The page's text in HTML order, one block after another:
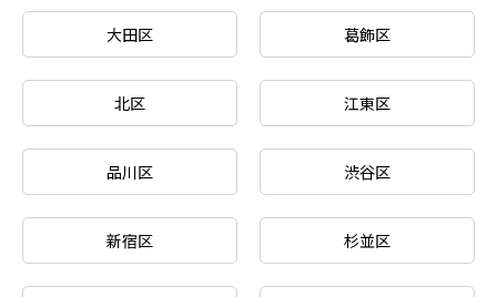
大田区 葛飾区
北区 江東区
品川区 渋谷区
新宿区 杉並区